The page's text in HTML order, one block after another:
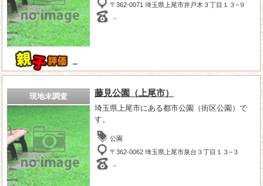
－
〒362-0071 埼玉県上尾市井戸木３丁目１３−９
－
現地未調査 藤見公園（上尾市）
埼玉県上尾市にある都市公園（街区公園）で
す。
公園
〒362-0062 埼玉県上尾市泉台３丁目１３−３
－